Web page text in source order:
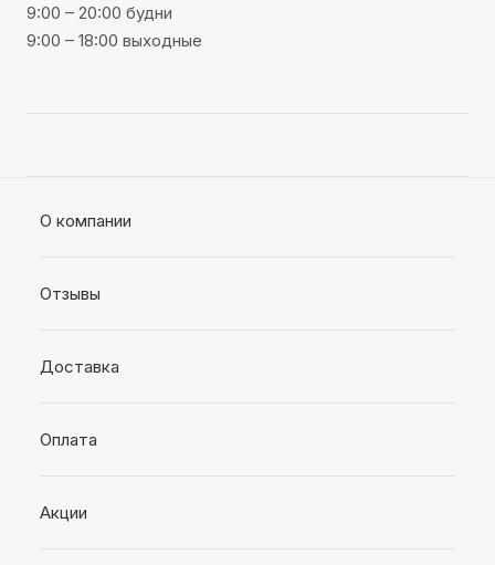
9:00 – 20:00 будни
9:00 – 18:00 выходные
О компании
Отзывы
Доставка
Оплата
Акции